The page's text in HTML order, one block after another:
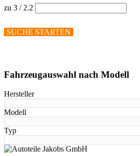
zu 3 / 2.2
SUCHE STARTEN
Fahrzeugauswahl nach Modell
Hersteller
Modell
Typ